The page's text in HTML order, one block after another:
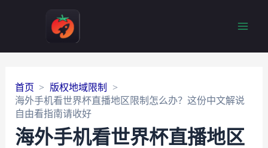
首页
版权地域限制
海外手机看世界杯直播地区限制怎么办？这份中文解说
自由看指南请收好
海外手机看世界杯直播地区